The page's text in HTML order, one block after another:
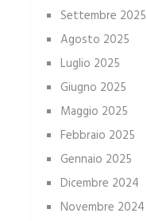
Settembre 2025
Agosto 2025
Luglio 2025
Giugno 2025
Maggio 2025
Febbraio 2025
Gennaio 2025
Dicembre 2024
Novembre 2024